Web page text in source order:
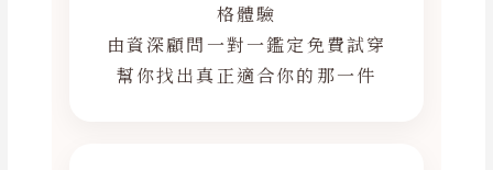
格體驗
由資深顧問一對一鑑定免費試穿
幫你找出真正適合你的那一件